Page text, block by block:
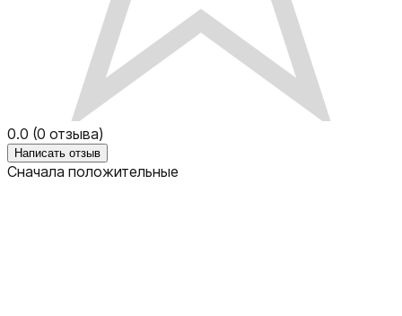
0.0 (0 отзыва)
Написать отзыв
Сначала положительные